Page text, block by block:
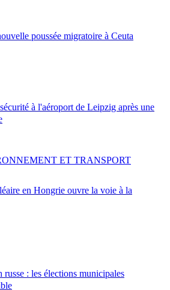
poussée migratoire à Ceuta
à l'aéroport de Leipzig après une
en Hongrie ouvre la voie à la
ET TRANSPORT
: les élections municipales